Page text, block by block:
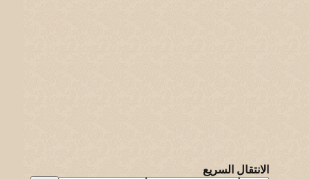
الانتقال السريع